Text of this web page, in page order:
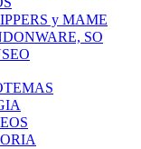
y MAME
SO